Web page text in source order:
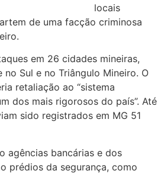
locais
de uma facção criminosa
em 26 cidades mineiras,
no Sul e no Triângulo Mineiro. O
retaliação ao “sistema
dos mais rigorosos do país”. Até
sido registrados em MG 51
agências bancárias e dos
prédios da segurança, como